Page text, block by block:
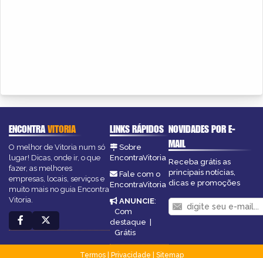
ENCONTRAVITORIA
O melhor de Vitoria num só
lugar! Dicas, onde ir, o que
fazer, as melhores
empresas, locais, serviços e
muito mais no guia Encontra
Vitoria.
LINKS RÁPIDOS
Sobre
EncontraVitoria
Fale com o
EncontraVitoria
ANUNCIE:
Com
destaque |
Grátis
NOVIDADES POR E-
MAIL
Receba grátis as
principais notícias,
dicas e promoções
Termos| Privacidade
Sitemap